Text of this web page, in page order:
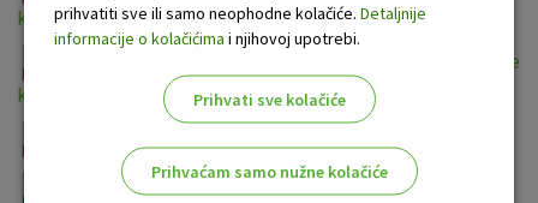
korištenja servisa e-građani
Informacije o obradi podataka kod otvaranja ili izmjene
klijenta
Informacije o prikupljanju podataka za račune
prihvatiti sve ili samo neophodne kolačiće. Detaljnije
informacije o kolačićima i njihovoj upotrebi.
Prihvati sve kolačiće
Prihvaćam samo nužne kolačiće